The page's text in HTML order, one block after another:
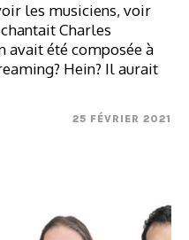
les musiciens, voir
Charles
avait été composée à
Hein? Il aurait
25 FÉVRIER 2021